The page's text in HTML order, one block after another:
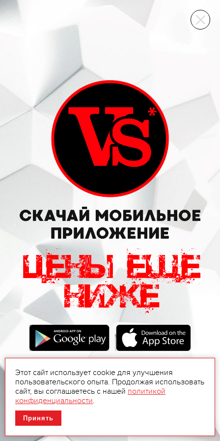
ВИННЫЙ СКЛАД
Этот сайт использует cookie для улучшения
пользовательского опыта. Продолжая использовать
сайт, вы соглашаетесь с нашей политикой
конфиденциальности.
Принять